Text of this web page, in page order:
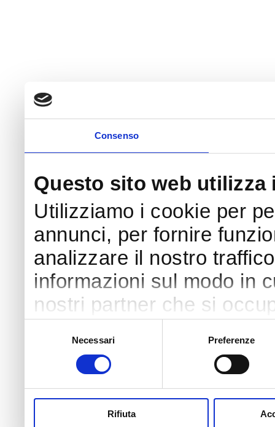
Consenso
Questo sito web utilizza
Utilizziamo i cookie per
annunci, per fornire
analizzare il nostro
informazioni sul modo in
nostri partner che si
con altre informazioni
raccolto dal tuo utilizzo
Necessari Preferenze
Rifiuta